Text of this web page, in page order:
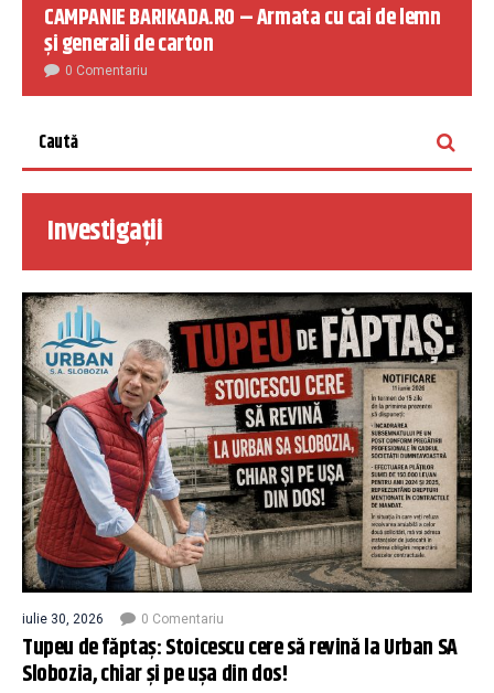
CAMPANIE BARIKADA.RO – Armata cu cai de lemn
și generali de carton
0 Comentariu
Investigații
iulie 30, 2026 0 Comentariu
Tupeu de făptaș: Stoicescu cere să revină la Urban SA
Slobozia, chiar și pe ușa din dos!